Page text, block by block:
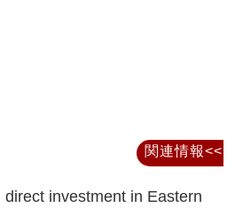
direct investment in Eastern
関連情報<<